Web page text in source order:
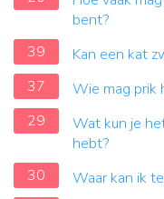
bent?
39
Kan een kat
37
Wie mag prik
29
Wat kun je
hebt?
30
Waar kan ik